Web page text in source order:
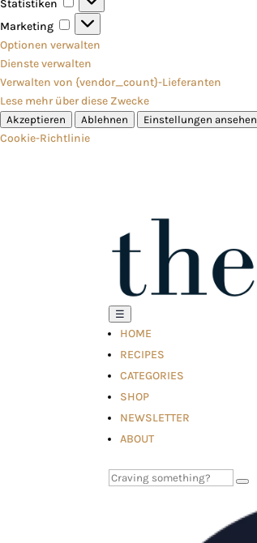
Statistiken
Marketing
Marketing
Optionen verwalten
Dienste verwalten
Verwalten von {vendor_count}-Lieferanten
Lese mehr über diese Zwecke
Akzeptieren Ablehnen Einstellungen ansehen
Cookie-Richtlinie
☰
HOME
RECIPES
CATEGORIES
SHOP
NEWSLETTER
ABOUT